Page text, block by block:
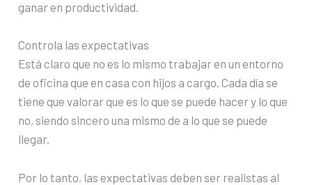
ganar en productividad.
Controla las expectativas
Está claro que no es lo mismo trabajar en un entorno
de oficina que en casa con hijos a cargo. Cada día se
tiene que valorar que es lo que se puede hacer y lo que
no, siendo sincero una mismo de a lo que se puede
llegar.
Por lo tanto, las expectativas deben ser realistas al